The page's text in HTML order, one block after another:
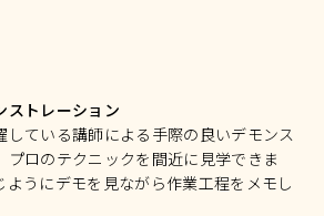
ストレーション
している講師による手際の良いデモンス
プロのテクニックを間近に見学できま
ようにデモを見ながら作業工程をメモし